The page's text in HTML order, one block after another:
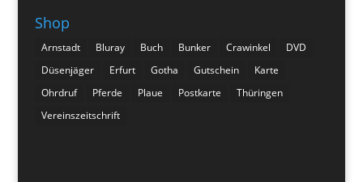
Shop
Arnstadt Bluray Buch Bunker Crawinkel
DVD
Düsenjäger
Erfurt Gotha Gutschein
Karte
Ohrdruf
Pferde Plaue Postkarte
Thüringen
Vereinszeitschrift